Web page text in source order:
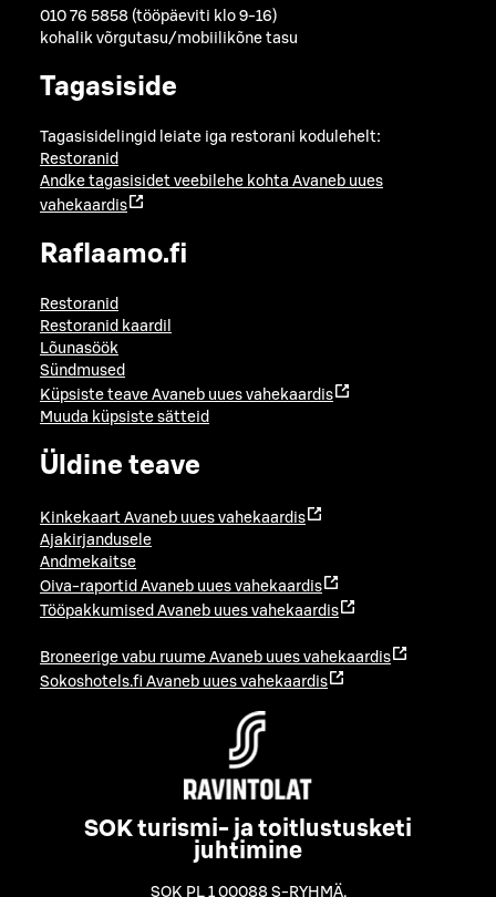
010 76 5858 (tööpäeviti klo 9-16)
kohalik võrgutasu/mobiilikõne tasu
Tagasiside
Tagasisidelingid leiate iga restorani kodulehelt:
Restoranid
Andke tagasisidet veebilehe kohta Avaneb uues
vahekaardis
Raflaamo.fi
Restoranid
Restoranid kaardil
Lõunasöök
Sündmused
Küpsiste teave Avaneb uues vahekaardis
Muuda küpsiste sätteid
Üldine teave
Kinkekaart Avaneb uues vahekaardis
Ajakirjandusele
Andmekaitse
Oiva-raportid Avaneb uues vahekaardis
Tööpakkumised Avaneb uues vahekaardis
Broneerige vabu ruume Avaneb uues vahekaardis
Sokoshotels.fi Avaneb uues vahekaardis
SOK turismi- ja toitlustusketi
juhtimine
SOK PL 1 00088 S-RYHMÄ,